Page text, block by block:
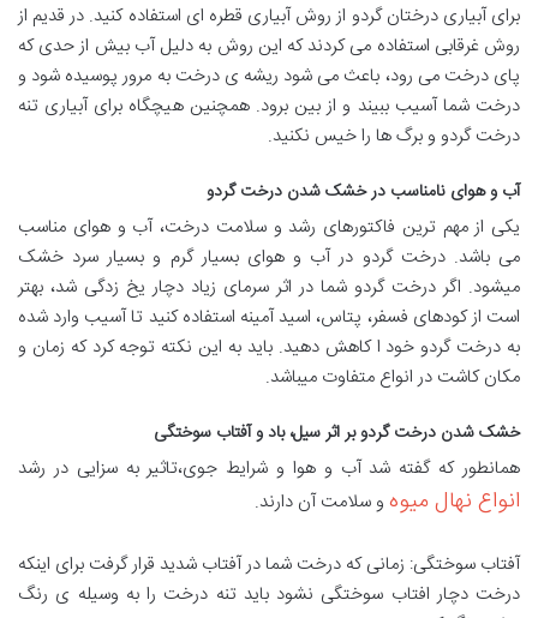
برای آبیاری درختان گردو از روش آبیاری قطره ای استفاده کنید. در قدیم از
روش غرقابی استفاده می کردند که این روش به دلیل آب بیش از حدی که
پای درخت می رود، باعث می شود ریشه ی درخت به مرور پوسیده شود و
درخت شما آسیب ببیند و از بین برود. همچنین هیچگاه برای آبیاری تنه
درخت گردو و برگ ها را خیس نکنید.
آب و هوای نامناسب در خشک شدن درخت گردو
یکی از مهم ترین فاکتورهای رشد و سلامت درخت، آب و هوای مناسب
می باشد. درخت گردو در آب و هوای بسیار گرم و بسیار سرد خشک
میشود. اگر درخت گردو شما در اثر سرمای زیاد دچار یخ زدگی شد، بهتر
است از کودهای فسفر، پتاس، اسید آمینه استفاده کنید تا آسیب وارد شده
به درخت گردو خود ا کاهش دهید. باید به این نکته توجه کرد که زمان و
مکان کاشت در انواع متفاوت میباشد.
خشک شدن درخت گردو بر اثر سیل، باد و آفتاب سوختگی
همانطور که گفته شد آب و هوا و شرایط جوی،تاثیر به سزایی در رشد
انواع نهال میوه و سلامت آن دارند.
آفتاب سوختگی: زمانی که درخت شما در آفتاب شدید قرار گرفت برای اینکه
درخت دچار افتاب سوختگی نشود باید تنه درخت را به وسیله ی رنگ